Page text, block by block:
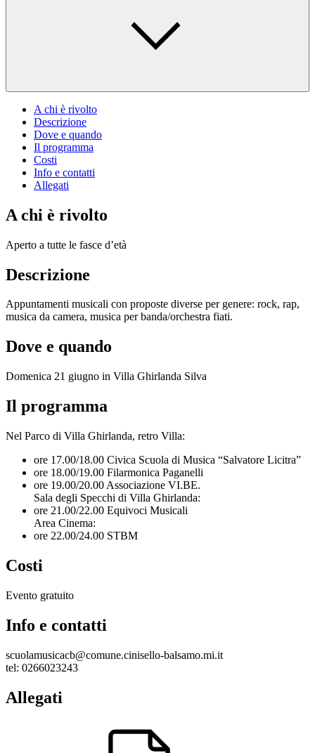
A chi è rivolto
Descrizione
Dove e quando
Il programma
Costi
Info e contatti
Allegati
A chi è rivolto
Aperto a tutte le fasce d’età
Descrizione
Appuntamenti musicali con proposte diverse per genere: rock, rap,
musica da camera, musica per banda/orchestra fiati.
Dove e quando
Domenica 21 giugno in Villa Ghirlanda Silva
Il programma
Nel Parco di Villa Ghirlanda, retro Villa:
ore 17.00/18.00 Civica Scuola di Musica “Salvatore Licitra”
ore 18.00/19.00 Filarmonica Paganelli
ore 19.00/20.00 Associazione VI.BE.
Sala degli Specchi di Villa Ghirlanda:
ore 21.00/22.00 Equivoci Musicali
Area Cinema:
ore 22.00/24.00 STBM
Costi
Evento gratuito
Info e contatti
scuolamusicacb@comune.cinisello-balsamo.mi.it
tel: 0266023243
Allegati